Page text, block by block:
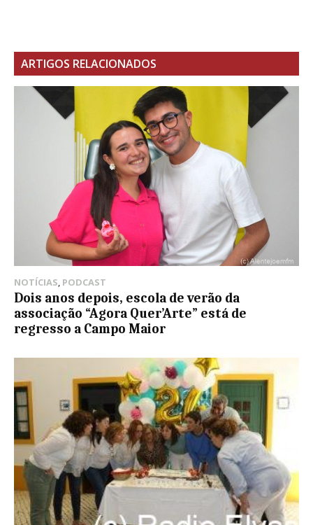
ARTIGOS RELACIONADOS
NOTÍCIAS, PODCAST
Dois anos depois, escola de verão da
associação “Agora Quer’Arte” está de
regresso a Campo Maior